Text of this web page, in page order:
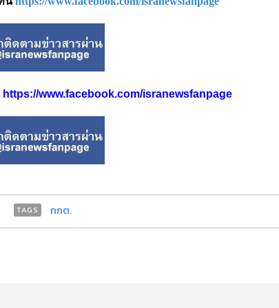
https://www.facebook.com/isranewsfanpage
TAGS กกต.